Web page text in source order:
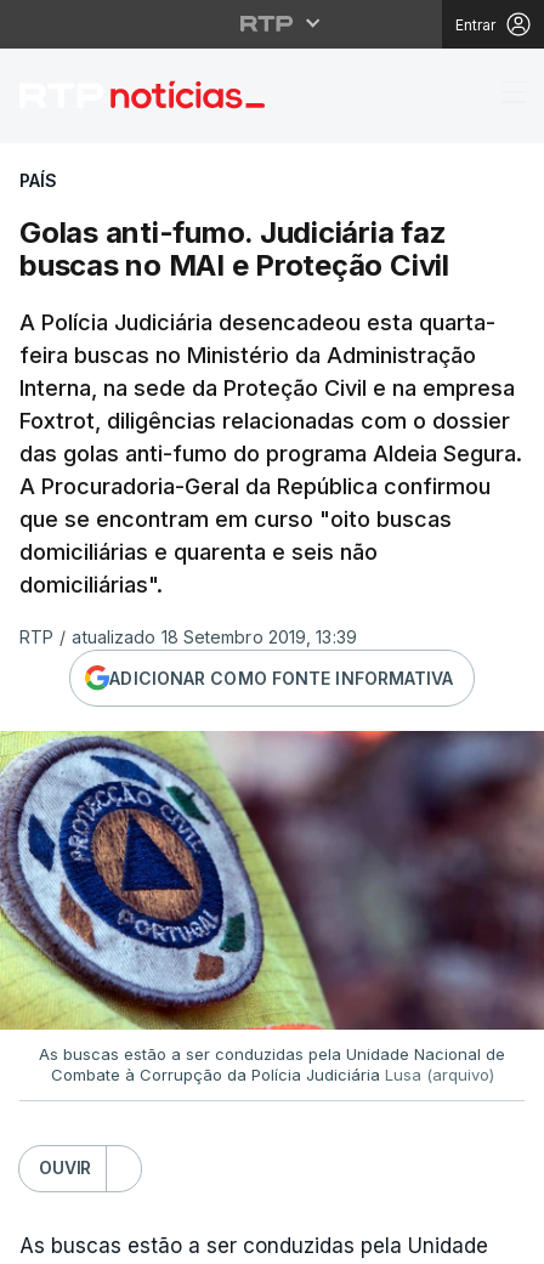
Entrar
Golas anti-fumo.
PAÍS
Golas anti-fumo. Judiciária faz
buscas no MAI e Proteção Civil
A Polícia Judiciária desencadeou esta quarta-
feira buscas no Ministério da Administração
Interna, na sede da Proteção Civil e na empresa
Foxtrot, diligências relacionadas com o dossier
das golas anti-fumo do programa Aldeia Segura.
A Procuradoria-Geral da República confirmou
que se encontram em curso "oito buscas
domiciliárias e quarenta e seis não
domiciliárias".
RTP / atualizado 18 Setembro 2019, 13:39
ADICIONAR COMO FONTE INFORMATIVA
As buscas estão a ser conduzidas pela Unidade Nacional de
Combate à Corrupção da Polícia Judiciária Lusa (arquivo)
OUVIR
As buscas estão a ser conduzidas pela Unidade